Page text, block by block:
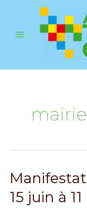
mairie
15 juin à